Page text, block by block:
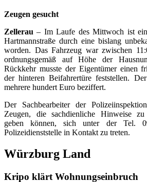
Zeugen gesucht
Zellerau – Im Laufe des Mittwoch ist
Hartmannstraße durch eine bislang
worden. Das Fahrzeug war zwischen
ordnungsgemäß auf Höhe der
Rückkehr musste der Eigentümer einen
der hinteren Beifahrertüre feststellen.
mehrere hundert Euro beziffert.
Der Sachbearbeiter der
Zeugen, die sachdienliche Hinweise zu
geben können, sich unter der Tel.
Polizeidienststelle in Kontakt zu treten.
Würzburg Land
Kripo klärt Wohnungseinbruch